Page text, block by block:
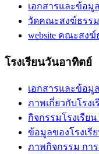
เอกสารและข้อ
วัดคณะสงฆ์ธรรม
website คณะสง
โรงเรียนวันอาทิตย์
เอกสารและข้อมู
ภาพเกี่ยวกับโรงเ
กิจกรรมโรงเรียน
ข้อมูลของโรงเรี
ภาพกิจกรรม กา